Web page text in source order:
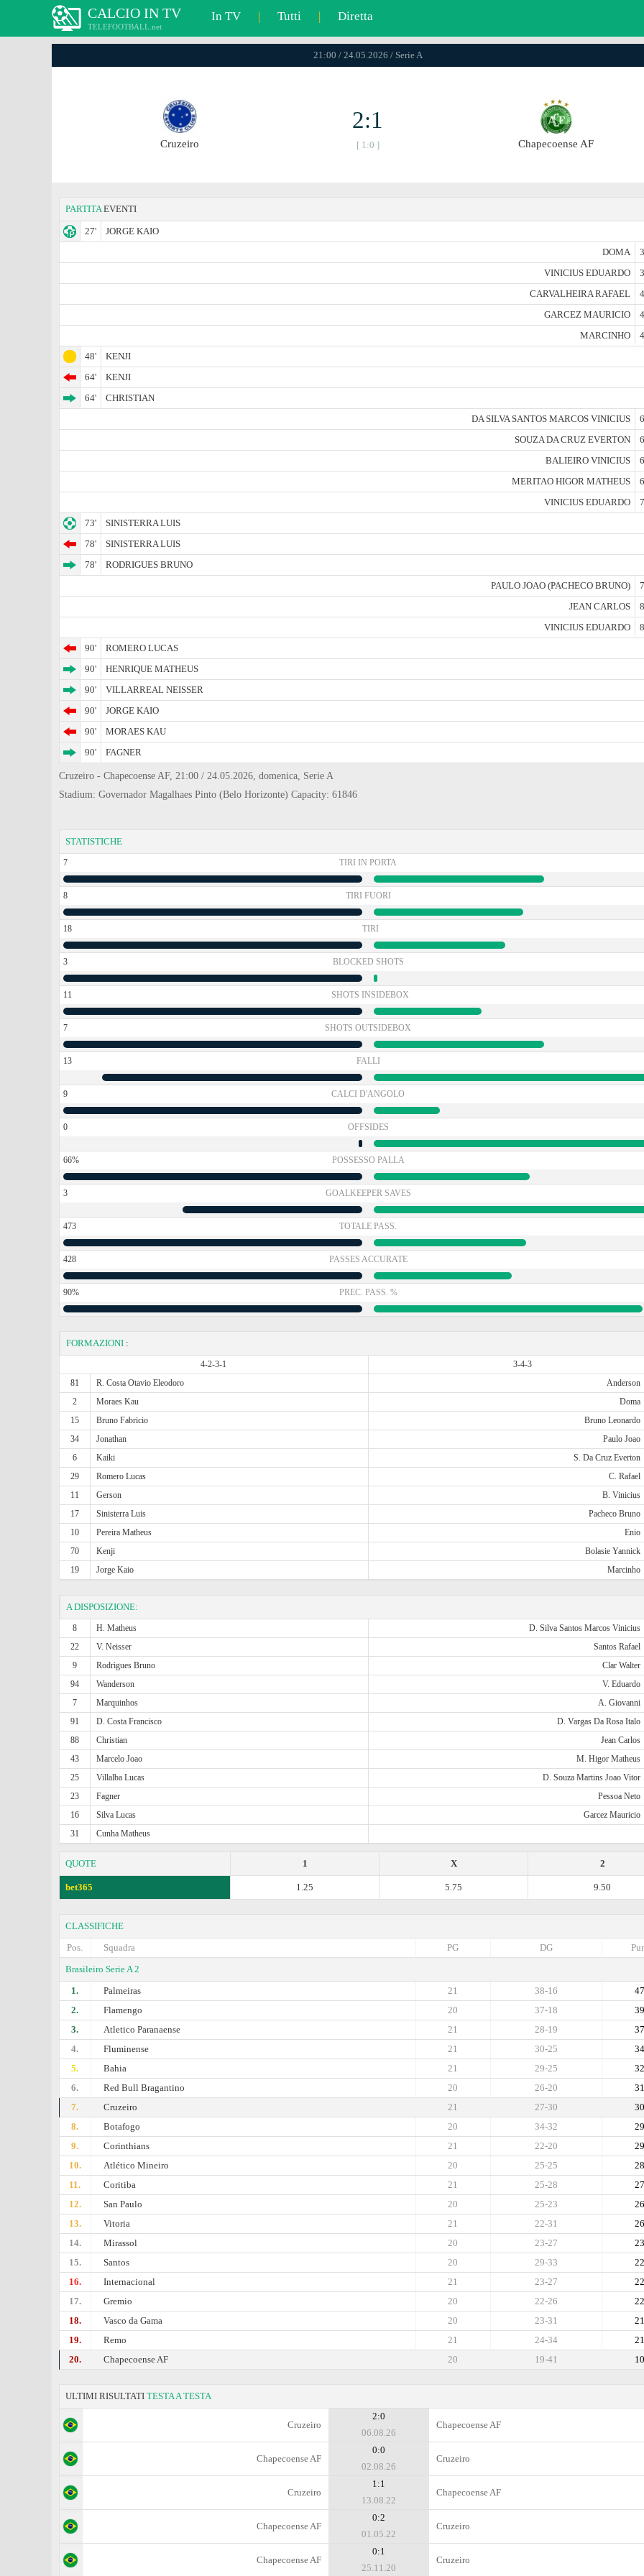
CALCIO IN TV
TELEFOOTBALL.net
In TV | Tutti | Diretta
21:00 / 24.05.2026 / Serie A
Cruzeiro
2:1
[ 1:0 ] Chapecoense AF
PARTITAEVENTI
27'
JORGE KAIO
DOMA
VINICIUS EDUARDO
CARVALHEIRA RAFAEL
GARCEZ MAURICIO
MARCINHO
48'
KENJI
64'
KENJI
64'
CHRISTIAN
DA SILVA SANTOS MARCOS VINICIUS
SOUZA DA CRUZ EVERTON
BALIEIRO VINICIUS
MERITAO HIGOR MATHEUS
VINICIUS EDUARDO
73'
SINISTERRA LUIS
78'
SINISTERRA LUIS
78'
RODRIGUES BRUNO
PAULO JOAO (PACHECO BRUNO)
JEAN CARLOS
VINICIUS EDUARDO
90'
ROMERO LUCAS
90'
HENRIQUE MATHEUS
90'
VILLARREAL NEISSER
90'
JORGE KAIO
90'
MORAES KAU
90'
FAGNER
Cruzeiro - Chapecoense AF, 21:00 / 24.05.2026, domenica, Serie A
Stadium: Governador Magalhaes Pinto (Belo Horizonte) Capacity: 61846
STATISTICHE
7 TIRI IN PORTA
8 TIRI FUORI
18 TIRI
3 BLOCKED SHOTS
11 SHOTS INSIDEBOX
7 SHOTS OUTSIDEBOX
13 FALLI
9 CALCI D'ANGOLO
0 OFFSIDES
66% POSSESSO PALLA
3 GOALKEEPER SAVES
473 TOTALE PASS.
428 PASSES ACCURATE
90% PREC. PASS. %
FORMAZIONI :
4-2-3-1
3-4-3
81
R. Costa Otavio Eleodoro Anderson
2
Moraes Kau Doma
15
Bruno Fabricio Bruno Leonardo
34
Jonathan Paulo Joao
6
Kaiki S. Da Cruz Everton
29
Romero Lucas C. Rafael
11
Gerson B. Vinicius
17
Sinisterra Luis Pacheco Bruno
10
Pereira Matheus Enio
70
Kenji Bolasie Yannick
19
Jorge Kaio Marcinho
A DISPOSIZIONE:
8 H. Matheus D. Silva Santos Marcos Vinicius
22
V. Neisser Santos Rafael
9
Rodrigues Bruno Clar Walter
94
Wanderson V. Eduardo
7
Marquinhos A. Giovanni
91
D. Costa Francisco D. Vargas Da Rosa Italo
88
Christian Jean Carlos
43
Marcelo Joao M. Higor Matheus
25
Villalba Lucas D. Souza Martins Joao Vitor
23
Fagner Pessoa Neto
16
Silva Lucas Garcez Mauricio
31
Cunha Matheus
QUOTE 2
X
1
bet365 9.50
5.75
1.25
CLASSIFICHE
Pos.
Squadra DG
PG
Brasileiro Serie A 2
1.
Palmeiras 47
38-16
21
2.
Flamengo 39
37-18
20
3.
Atletico Paranaense 37
28-19
21
4.
Fluminense 34
30-25
21
5.
Bahia 32
29-25
21
6.
Red Bull Bragantino 31
26-20
20
7.
Cruzeiro 30
27-30
21
8.
Botafogo 29
34-32
20
9.
Corinthians 29
22-20
21
10.
Atlético Mineiro 28
25-25
20
11.
Coritiba 27
25-28
21
12.
San Paulo 26
25-23
20
13.
Vitoria 26
22-31
21
14.
Mirassol 23
23-27
20
15.
Santos 22
29-33
20
16.
Internacional 22
23-27
21
17.
Gremio 22
22-26
20
18.
Vasco da Gama 21
23-31
20
19.
Remo 21
24-34
21
20.
Chapecoense AF 10
19-41
20
ULTIMI RISULTATI TESTA A TESTA
Cruzeiro
2:0
06.08.26
Chapecoense AF
Chapecoense AF
0:0
02.08.26
Cruzeiro
Cruzeiro
1:1
13.08.22
Chapecoense AF
Chapecoense AF
0:2
01.05.22
Cruzeiro
Chapecoense AF
0:1
25.11.20
Cruzeiro